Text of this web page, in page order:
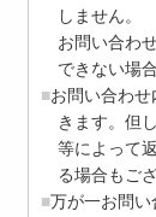
しません。
お問い合わ
できない場
お問い合わ
きます。但
等によって
る場合もご
万が一お問